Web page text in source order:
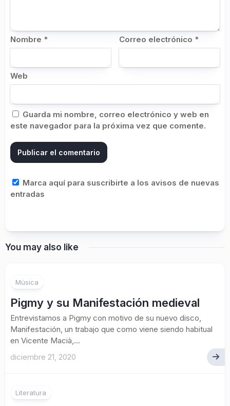
Nombre * Correo electrónico *
Web
Guarda mi nombre, correo electrónico y web en
este navegador para la próxima vez que comente.
Marca aquí para suscribirte a los avisos de nuevas
entradas
You may also like
Música
Pigmy y su Manifestación medieval
Entrevistamos a Pigmy con motivo de su nuevo disco,
Manifestación, un trabajo que como viene siendo habitual
en Vicente Macià,...
diciembre 21, 2020
Literatura